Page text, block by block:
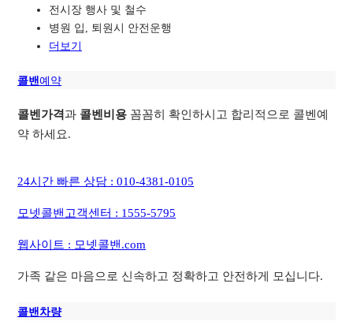
전시장 행사 및 철수
병원 입, 퇴원시 안전운행
더보기
콜밴예약
콜벤가격과 콜벤비용 꼼꼼히 확인하시고 합리적으로 콜벤예
약 하세요.
24시간 빠른 상담 : 010-4381-0105
모넷콜밴고객센터 : 1555-5795
웹사이트 : 모넷콜밴.com
가족 같은 마음으로 신속하고 정확하고 안전하게 모십니다.
콜밴차량